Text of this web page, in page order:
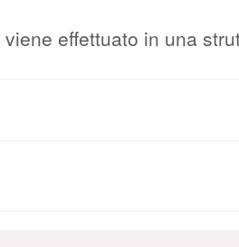
effettuato in una